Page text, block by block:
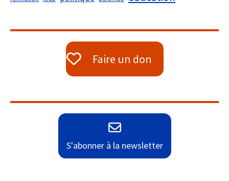
Faire un don
S'abonner à la newsletter